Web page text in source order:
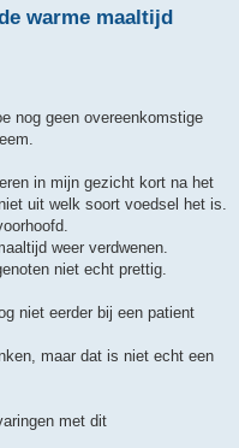
warme maaltijd
nog geen overeenkomstige
in mijn gezicht kort na het
uit welk soort voedsel het is.
weer verdwenen.
niet echt prettig.
niet eerder bij een patient
maar dat is niet echt een
met dit